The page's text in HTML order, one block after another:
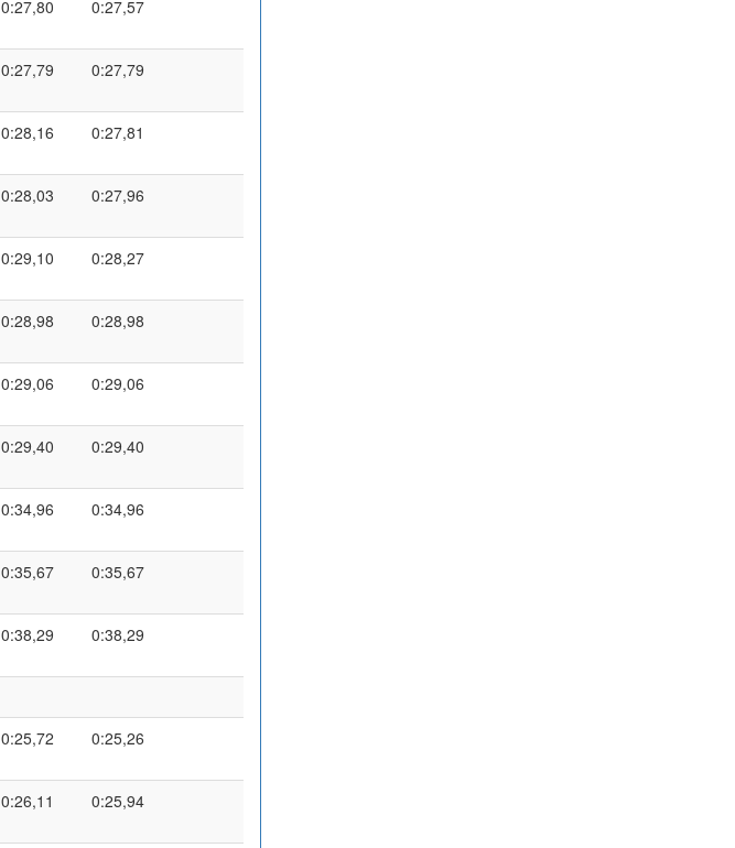
0:27,80 0:27,57
0:27,79 0:27,79
0:28,16 0:27,81
0:28,03 0:27,96
0:29,10 0:28,27
0:28,98 0:28,98
0:29,06 0:29,06
0:29,40 0:29,40
0:34,96 0:34,96
0:35,67 0:35,67
0:38,29 0:38,29
0:25,72 0:25,26
0:26,11 0:25,94